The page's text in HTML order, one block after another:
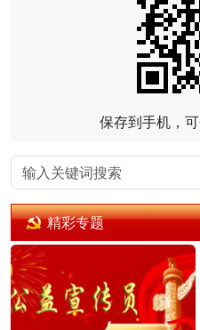
保存到手机，可
精彩专题